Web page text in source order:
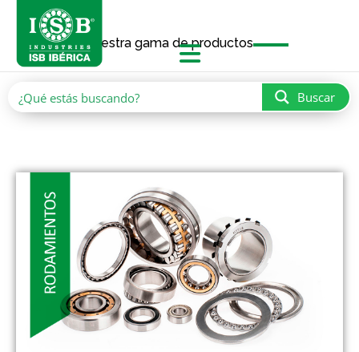
Nuestra gama de productos
Buscar